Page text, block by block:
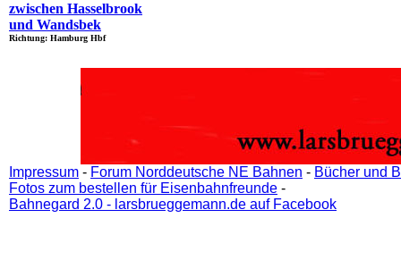
zwischen Hasselbrook
und Wandsbek
Richtung: Hamburg Hbf
Impressum - Forum Norddeutsche NE Bahnen - Bücher und
Fotos zum bestellen für Eisenbahnfreunde -
Bahnegard 2.0 - larsbrueggemann.de auf Facebook